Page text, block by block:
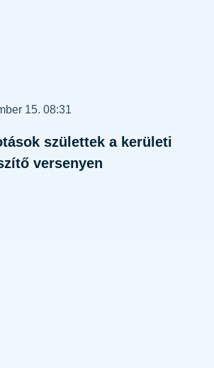
15. 08:31
születtek a kerületi
versenyen